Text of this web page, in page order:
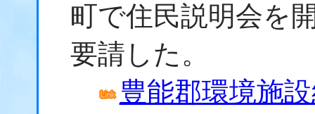
町で住民説明会を
要請した。
豊能郡環境施